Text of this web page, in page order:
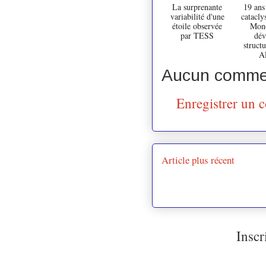
La surprenante
variabilité d'une
étoile observée
par TESS
19
Aucun
Enregistrer un
Article plus récent